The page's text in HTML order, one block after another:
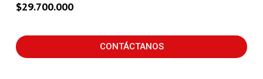
$29.700.000
CONTÁCTANOS